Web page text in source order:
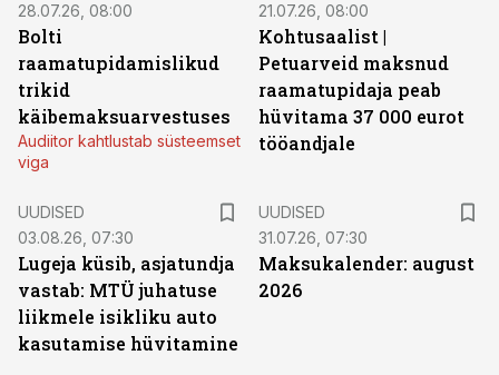
28.07.26, 08:00
Bolti
raamatupidamislikud
trikid
käibemaksuarvestuses
Audiitor kahtlustab süsteemset
viga
21.07.26, 08:00
Kohtusaalist |
Petuarveid maksnud
raamatupidaja peab
hüvitama 37 000 eurot
tööandjale
UUDISED
03.08.26, 07:30
Lugeja küsib, asjatundja
vastab: MTÜ juhatuse
liikmele isikliku auto
kasutamise hüvitamine
UUDISED
31.07.26, 07:30
Maksukalender: august
2026